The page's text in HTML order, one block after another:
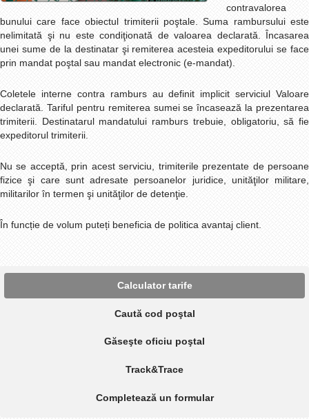
contravalorea
bunului care face obiectul trimiterii poştale. Suma rambursului este
nelimitată şi nu este condiţionată de valoarea declarată. Încasarea
unei sume de la destinatar şi remiterea acesteia expeditorului se face
prin mandat poştal sau mandat electronic (e-mandat).
Coletele interne contra ramburs au definit implicit serviciul Valoare
declarată. Tariful pentru remiterea sumei se încasează la prezentarea
trimiterii. Destinatarul mandatului ramburs trebuie, obligatoriu, să fie
expeditorul trimiterii.
Nu se acceptă, prin acest serviciu, trimiterile prezentate de persoane
fizice şi care sunt adresate persoanelor juridice, unităţilor militare,
militarilor în termen şi unităţilor de detenţie.
În funcție de volum puteți beneficia de politica avantaj client.
Calculator tarife
Caută cod poştal
Găseşte oficiu poştal
Track&Trace
Completează un formular